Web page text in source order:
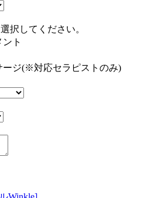
択してください。
ト
ージ(※対応セラピストのみ)